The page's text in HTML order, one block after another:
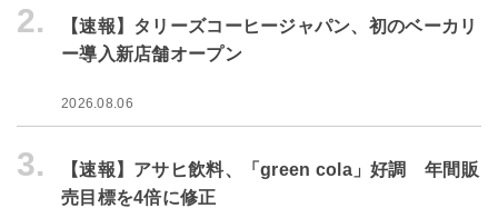
2.
【速報】タリーズコーヒージャパン、初のベーカリ
ー導入新店舗オープン
2026.08.06
3.
【速報】アサヒ飲料、「green cola」好調 年間販
売目標を4倍に修正